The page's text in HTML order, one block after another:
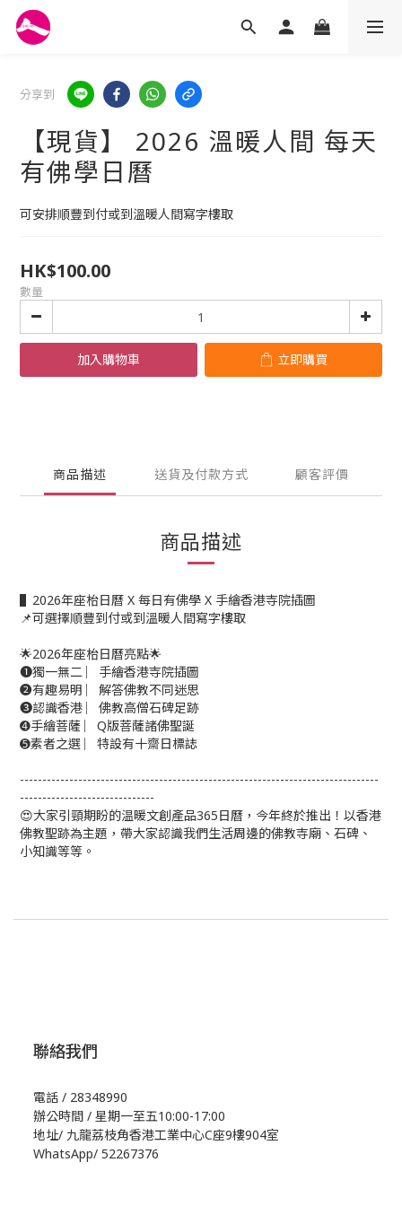
分享到
【現貨】 2026 溫暖人間 每天
有佛學日曆
可安排順豐到付或到溫暖人間寫字樓取
HK$100.00
數量
加入購物車 立即購買
商品描述 送貨及付款方式 顧客評價
商品描述
▌2026年座枱日曆 X 每日有佛學 X 手繪香港寺院插圖
📌可選擇順豐到付或到溫暖人間寫字樓取
🌟2026年座枱日曆亮點🌟
➊獨一無二 ︳手繪香港寺院插圖
➋有趣易明 ︳解答佛教不同迷思
➌認識香港 ︳佛教高僧石碑足跡
➍手繪菩薩 ︳Q版菩薩諸佛聖誕
➎素者之選 ︳特設有十齋日標誌
--------------------------------------------------------------------------------
------------------------------
😍大家引頸期盼的温暖文創產品365日曆，今年終於推出！以香港
佛教聖跡為主題，帶大家認識我們生活周邊的佛教寺廟、石碑、
小知識等等。
聯絡我們
電話 / 28348990
辦公時間 / 星期一至五10:00-17:00
地址/ 九龍荔枝角香港工業中心C座9樓904室
WhatsApp/ 52267376